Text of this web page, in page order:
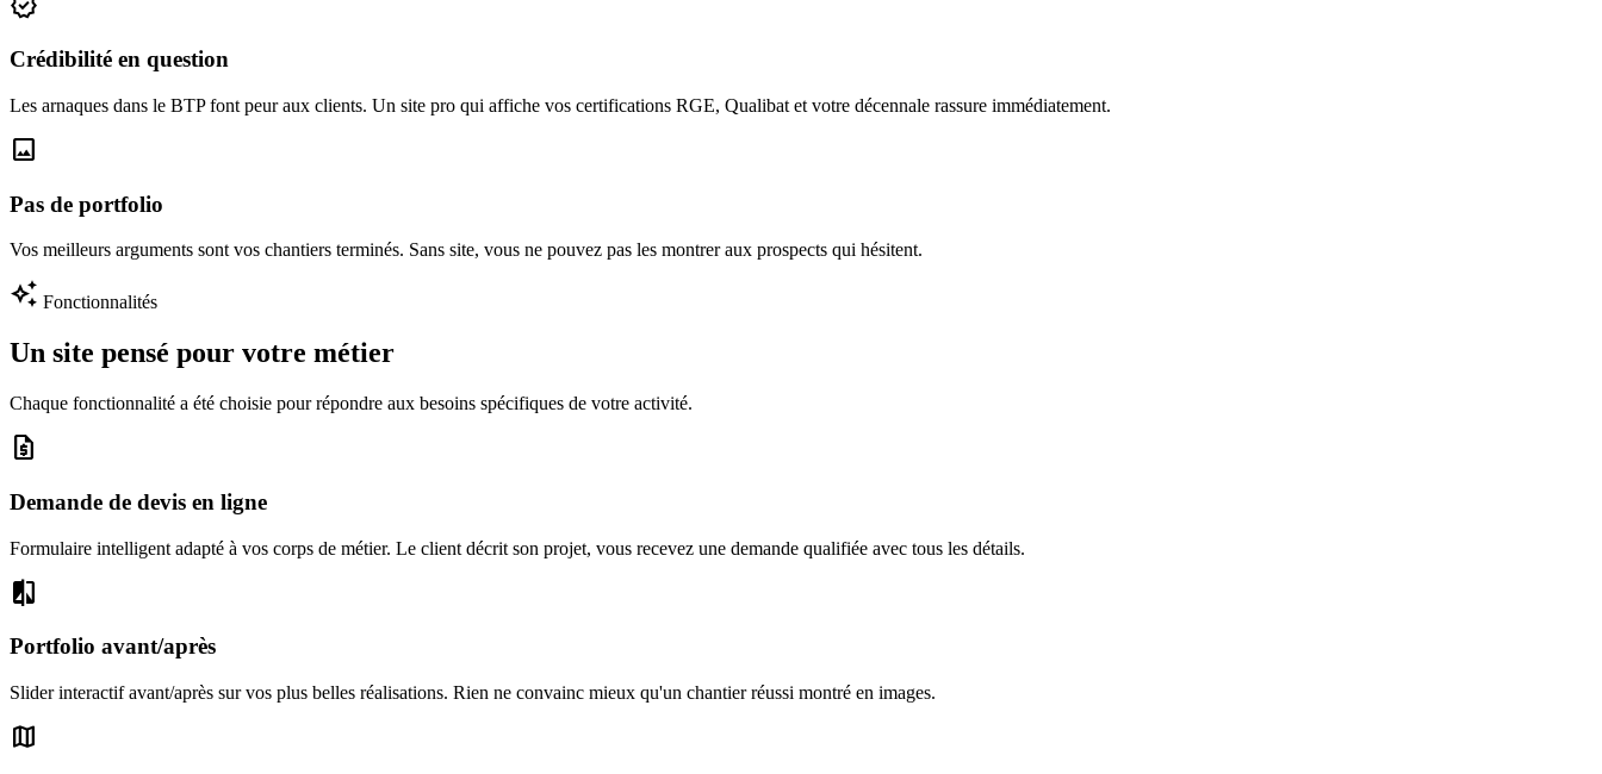
Crédibilité en question
Les arnaques dans le BTP font peur aux clients. Un site pro qui affiche vos certifications RGE, Qualibat et votre décennale rassure immédiatement.
image
Pas de portfolio
Vos meilleurs arguments sont vos chantiers terminés. Sans site, vous ne pouvez pas les montrer aux prospects qui hésitent.
auto_awesome Fonctionnalités
Un site pensé pour votre métier
Chaque fonctionnalité a été choisie pour répondre aux besoins spécifiques de votre activité.
request_quote
Demande de devis en ligne
Formulaire intelligent adapté à vos corps de métier. Le client décrit son projet, vous recevez une demande qualifiée avec tous les détails.
compare
Portfolio avant/après
Slider interactif avant/après sur vos plus belles réalisations. Rien ne convainc mieux qu'un chantier réussi montré en images.
map